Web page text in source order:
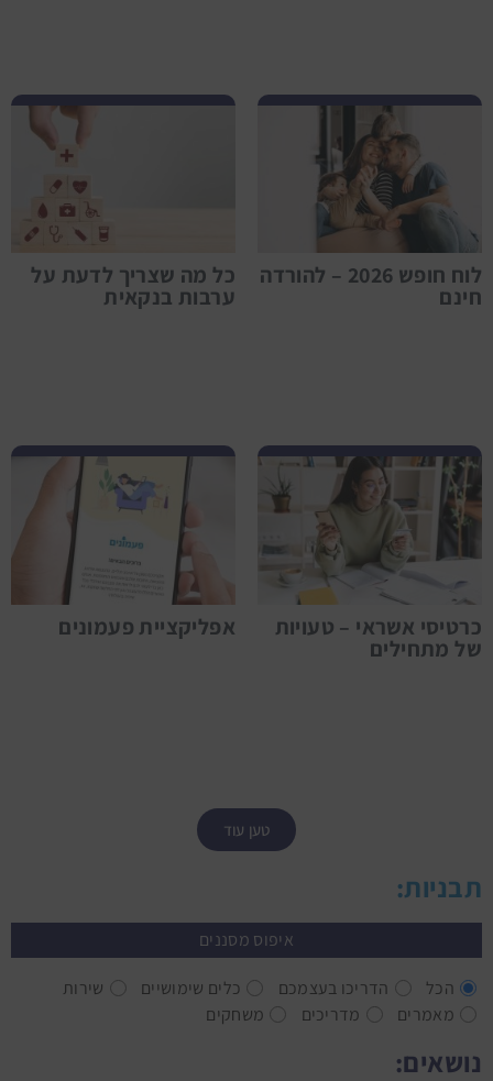
תבניות:
איפוס מסננים
הכל הדריכו בעצמכם כלים שימושיים
שירות
מאמרים
מדריכים משחקים
נושאים:
לוח חופש 2026 – להורדה
חינם
כל מה שצריך לדעת על
ערבות בנקאית
כרטיסי אשראי – טעויות
של מתחילים
אפליקציית פעמונים
טען עוד